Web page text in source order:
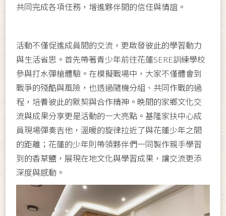
共同完成各項任務，增進夥伴間的信任與情誼。
活動不僅促進成員間的交流，更啟發彼此的學習動力
與生活省思。首先帶著青少年前往花蓮SERE訓練學校
參與打水彈槍體驗。在模擬戰場中，大家不僅體會到
戰爭的殘酷與風險，也透過隨機分組、共同作戰的過
程，培養彼此的默契與合作精神。晚間的家鄉文化交
流與成果分享更是活動的一大亮點。基隆家扶中心成
員現場彈奏吉他，溫暖的旋律拉近了與花蓮少年之間
的距離；花蓮的少年則帶領夥伴們一同製作親手學習
到的香草鹽，展現在地文化與學習成果，讓交流更添
深度與感動。